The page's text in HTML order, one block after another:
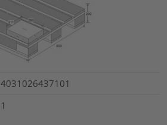
4031026437101
1